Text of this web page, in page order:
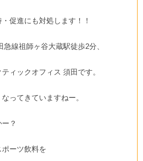
促進にも対処します！！
線祖師ヶ谷大蔵駅徒歩2分、
ィックオフィス 須田です。
ってきていますねー。
？
ーツ飲料を